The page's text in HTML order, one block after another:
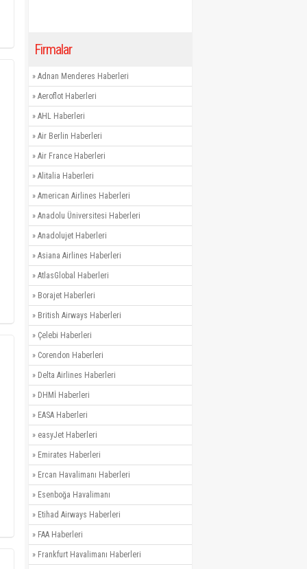
Firmalar
» Adnan Menderes Haberleri
» Aeroflot Haberleri
» AHL Haberleri
» Air Berlin Haberleri
» Air France Haberleri
» Alitalia Haberleri
» American Airlines Haberleri
» Anadolu Üniversitesi Haberleri
» Anadolujet Haberleri
» Asiana Airlines Haberleri
» AtlasGlobal Haberleri
» Borajet Haberleri
» British Airways Haberleri
» Çelebi Haberleri
» Corendon Haberleri
» Delta Airlines Haberleri
» DHMİ Haberleri
» EASA Haberleri
» easyJet Haberleri
» Emirates Haberleri
» Ercan Havalimanı Haberleri
» Esenboğa Havalimanı
» Etihad Airways Haberleri
» FAA Haberleri
» Frankfurt Havalimanı Haberleri